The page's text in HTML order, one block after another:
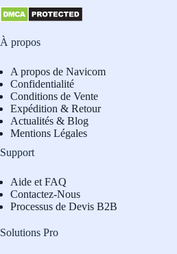
À propos
A propos de Navicom
Confidentialité
Conditions de Vente
Expédition & Retour
Actualités & Blog
Mentions Légales
Support
Aide et FAQ
Contactez-Nous
Processus de Devis B2B
Solutions Pro